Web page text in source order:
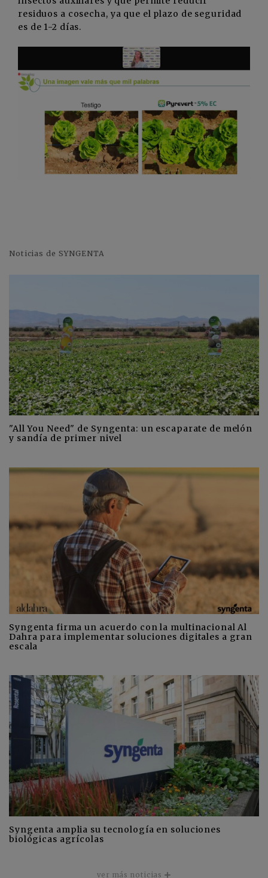
residuos a cosecha, ya que el plazo de seguridad
es de 1-2 días.
Noticias de SYNGENTA
"All You Need" de Syngenta: un escaparate de melón
y sandía de primer nivel
Syngenta firma un acuerdo con la multinacional Al
Dahra para implementar soluciones digitales a gran
escala
Syngenta amplia su tecnología en soluciones
biológicas agrícolas
ver más noticias